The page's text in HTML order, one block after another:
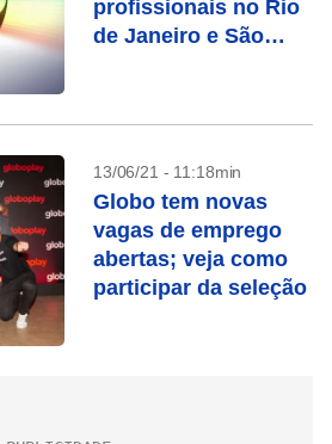
profissionais no Rio
de Janeiro e São
13/06/21 - 11:18min
Globo tem novas
vagas de emprego
abertas; veja como
participar da seleção